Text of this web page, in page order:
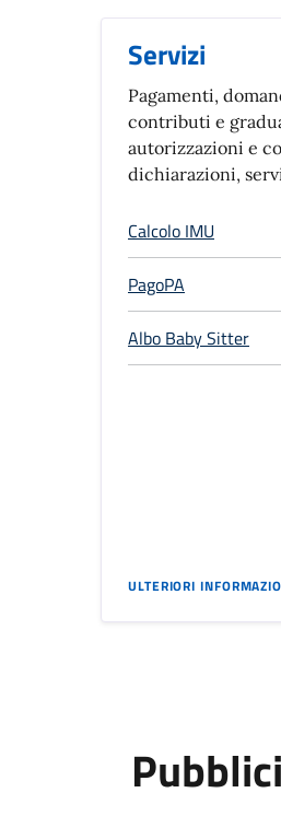
Servizi
Pagamenti,
contributi e
autorizzazioni e
dichiarazioni,
Calcolo IMU
PagoPA
Albo Baby Sitter
ULTERIORI